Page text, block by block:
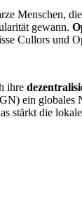
Menschen,
gewann.
Cullors und
ihre
ein globales
stärkt die